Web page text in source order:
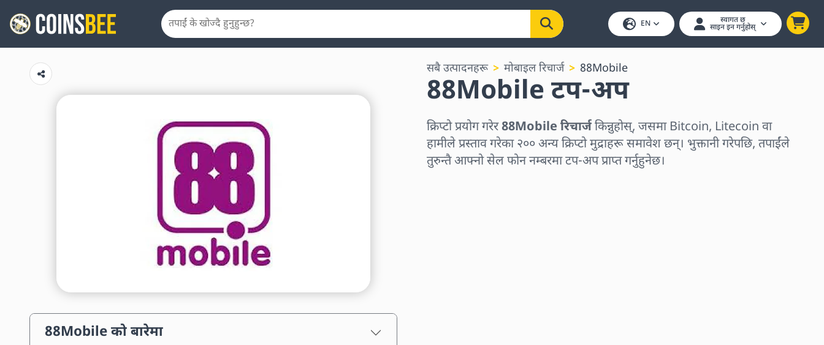
EN स्वागत छ
साइन इन गर्नुहोस्
88Mobile को बारेमा
सबै उत्पादनहरू मोबाइल रिचार्ज 88Mobile
88Mobile टप-अप
क्रिप्टो प्रयोग गरेर88Mobile रिचार्जकिन्नुहोस्, जसमा Bitcoin, Litecoin वा
हामीले प्रस्ताव गरेका २०० अन्य क्रिप्टो मुद्राहरू समावेश छन्। भुक्तानी गरेपछि, तपाईंले
तुरुन्तै आफ्नो सेल फोन नम्बरमा टप-अप प्राप्त गर्नुहुनेछ।